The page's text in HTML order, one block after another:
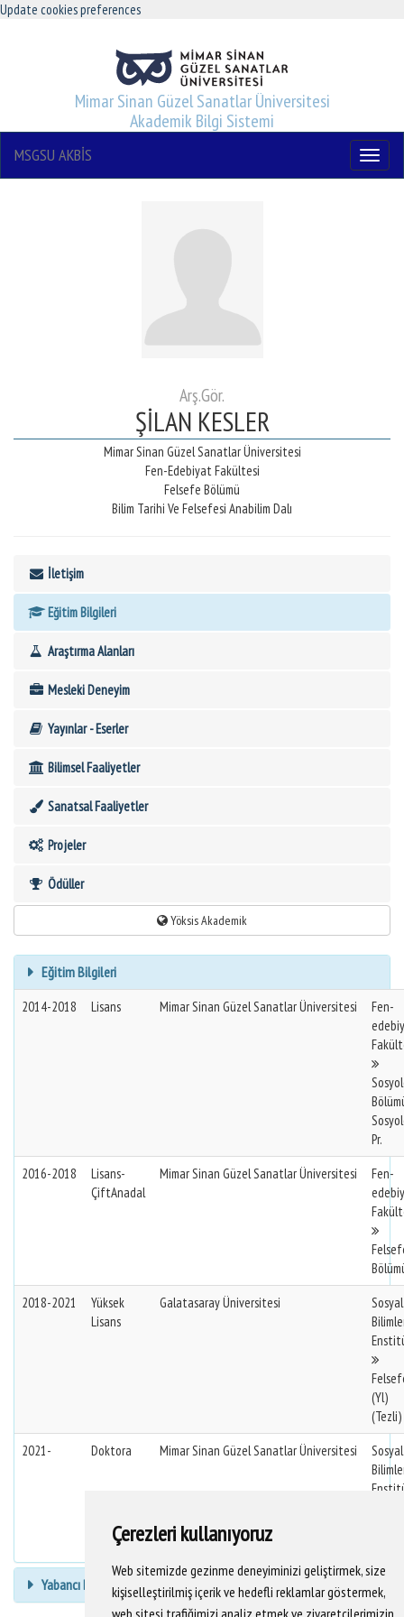
Çerezleri kullanıyoruz
Web sitemizde gezinme deneyiminizi geliştirmek, size
kişiselleştirilmiş içerik ve hedefli reklamlar göstermek,
web sitesi trafiğimizi analiz etmek ve ziyaretçilerimizin
Update cookies preferences
Mimar Sinan Güzel Sanatlar Üniversitesi
Akademik Bilgi Sistemi
Menu
MSGSU AKBİS
Arş.Gör.
ŞİLAN KESLER
Mimar Sinan Güzel Sanatlar Üniversitesi
Fen-Edebiyat Fakültesi
Felsefe Bölümü
Bilim Tarihi Ve Felsefesi Anabilim Dalı
İletişim
Eğitim Bilgileri
Araştırma Alanları
Mesleki Deneyim
Yayınlar - Eserler
Bilimsel Faaliyetler
Sanatsal Faaliyetler
Projeler
Ödüller
Yöksis Akademik
Eğitim Bilgileri
2014-2018 Lisans Mimar Sinan Güzel Sanatlar Üniversitesi
Fen-
Pr.
2016-2018
Lisans-
ÇiftAnadal
Mimar Sinan Güzel Sanatlar Üniversitesi
Fen-
2018-2021
Yüksek
Lisans
Galatasaray Üniversitesi
Sosyal
(Yl)
(Tezli)
2021-
Doktora Mimar Sinan Güzel Sanatlar Üniversitesi
Sosyal
Yabancı Dil Bilgisi